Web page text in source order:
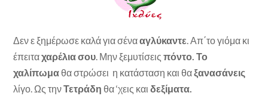
Δεν ε ξημέρωσε καλά για σένααγλύκαντε. Απ΄το γιόμα κι
έπειταχαρέλια σου. Μην ξεμυτίσειςπόντο. Το
χαλίπωμαθα στρώσει η κατάσταση και θαξανασάνεις
λίγο. Ως τηνΤετράδη θα ‘χεις και δεξίματα.